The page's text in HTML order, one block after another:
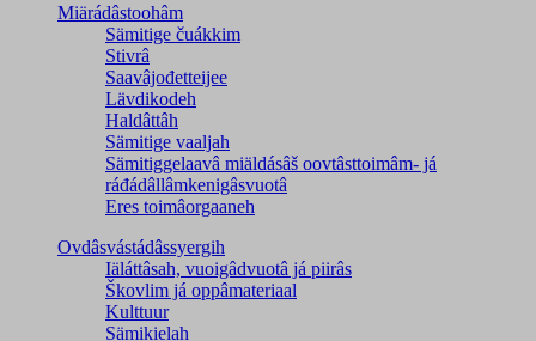
Miärádâstoohâm
Sämitige čuákkim
Stivrâ
Saavâjođetteijee
Lävdikodeh
Haldâttâh
Sämitige vaaljah
Sämitiggelaavâ miäldásâš oovtâsttoimâm- já
ráđádâllâmkenigâsvuotâ
Eres toimâorgaaneh
Ovdâsvástádâssyergih
Iäláttâsah, vuoigâdvuotâ já piirâs
Škovlim já oppâmateriaal
Kulttuur
Sämikielah